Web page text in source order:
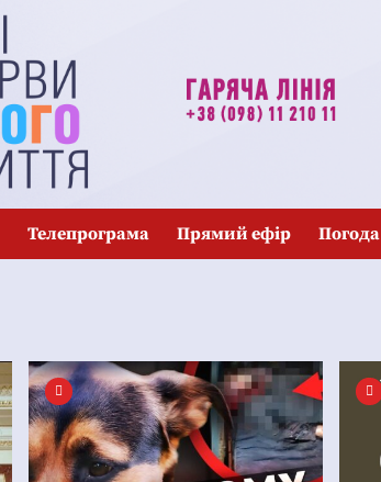
Телепрограма Прямий ефір Погода